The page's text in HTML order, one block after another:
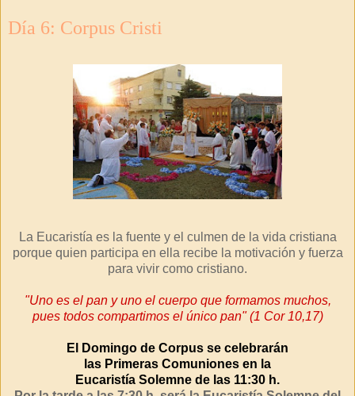
Día 6: Corpus Cristi
La Eucaristía es la fuente y el culmen de la vida cristiana
porque quien participa en ella recibe la motivación y fuerza
para vivir como cristiano.
"Uno es el pan y uno el cuerpo que formamos muchos,
pues todos compartimos el único pan" (1 Cor 10,17)
El Domingo de Corpus se celebrarán
las Primeras Comuniones en la
Eucaristía Solemne de las 11:30 h.